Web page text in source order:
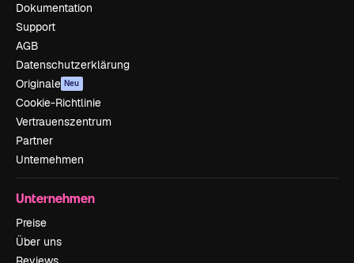
Dokumentation
Support
AGB
Datenschutzerklärung
Originale Neu
Cookie-Richtlinie
Vertrauenszentrum
Partner
Unternehmen
Unternehmen
Preise
Über uns